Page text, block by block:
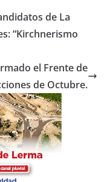
de La
“Kirchnerismo
el Frente de
de Octubre.